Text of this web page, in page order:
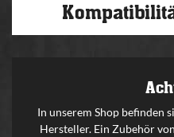
In unserem Shop befinden
Hersteller. Ein Zubehör